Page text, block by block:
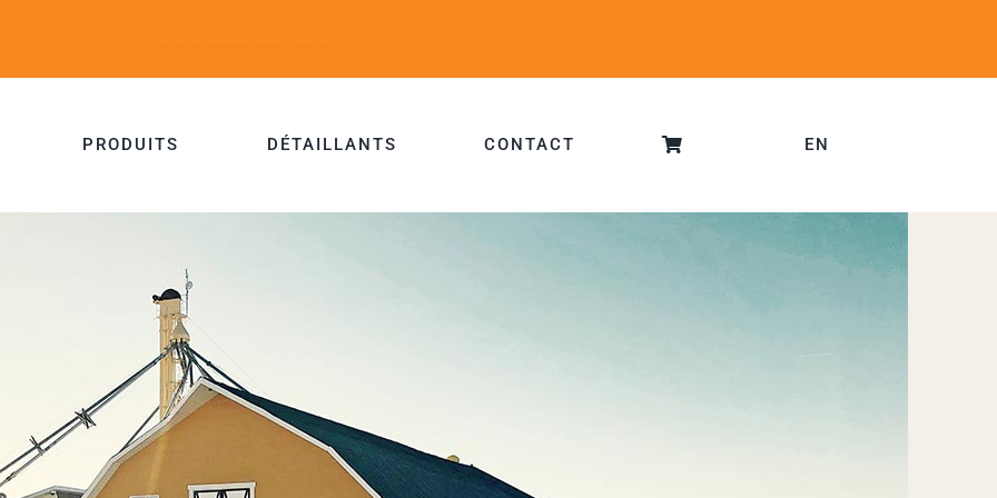
PRODUITS DÉTAILLANTS CONTACT EN